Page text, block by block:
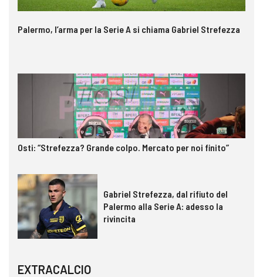
Palermo, l’arma per la Serie A si chiama Gabriel Strefezza
Osti: “Strefezza? Grande colpo. Mercato per noi finito”
Gabriel Strefezza, dal rifiuto del
Palermo alla Serie A: adesso la
rivincita
EXTRACALCIO